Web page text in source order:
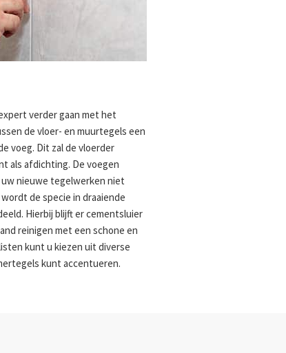
verder gaan met het
de vloer- en muurtegels een
voeg. Dit zal de vloerder
als afdichting. De voegen
nieuwe tegelwerken niet
de specie in draaiende
Hierbij blijft er cementsluier
reinigen met een schone en
kunt u kiezen uit diverse
kunt accentueren.